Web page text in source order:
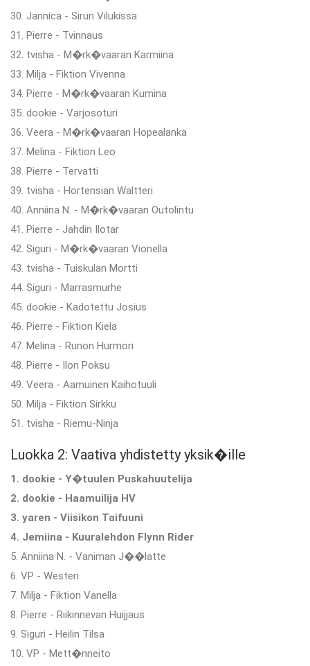
30. Jannica - Sirun Vilukissa
31. Pierre - Tvinnaus
32. tvisha - M�rk�vaaran Karmiina
33. Milja - Fiktion Vivenna
34. Pierre - M�rk�vaaran Kumina
35. dookie - Varjosoturi
36. Veera - M�rk�vaaran Hopealanka
37. Melina - Fiktion Leo
38. Pierre - Tervatti
39. tvisha - Hortensian Waltteri
40. Anniina N. - M�rk�vaaran Outolintu
41. Pierre - Jahdin Ilotar
42. Siguri - M�rk�vaaran Vionella
43. tvisha - Tuiskulan Mortti
44. Siguri - Marrasmurhe
45. dookie - Kadotettu Josius
46. Pierre - Fiktion Kiela
47. Melina - Runon Hurmori
48. Pierre - Ilon Poksu
49. Veera - Aamuinen Kaihotuuli
50. Milja - Fiktion Sirkku
51. tvisha - Riemu-Ninja
Luokka 2: Vaativa yhdistetty yksik�ille
1. dookie - Y�tuulen Puskahuutelija
2. dookie - Haamuilija HV
3. yaren - Viisikon Taifuuni
4. Jemiina - Kuuralehdon Flynn Rider
5. Anniina N. - Vaniman J��latte
6. VP - Westeri
7. Milja - Fiktion Vanella
8. Pierre - Riikinnevan Huijjaus
9. Siguri - Heilin Tilsa
10. VP - Mett�nneito